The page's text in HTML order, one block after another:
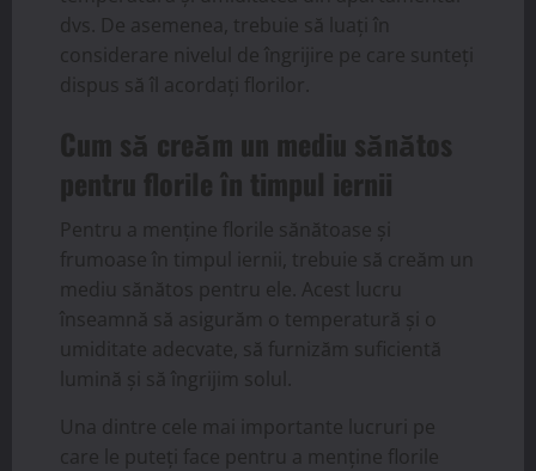
dvs. De asemenea, trebuie să luați în
considerare nivelul de îngrijire pe care sunteți
dispus să îl acordați florilor.
Cum să creăm un mediu sănătos
pentru florile în timpul iernii
Pentru a menține florile sănătoase și
frumoase în timpul iernii, trebuie să creăm un
mediu sănătos pentru ele. Acest lucru
înseamnă să asigurăm o temperatură și o
umiditate adecvate, să furnizăm suficientă
lumină și să îngrijim solul.
Una dintre cele mai importante lucruri pe
care le puteți face pentru a menține florile